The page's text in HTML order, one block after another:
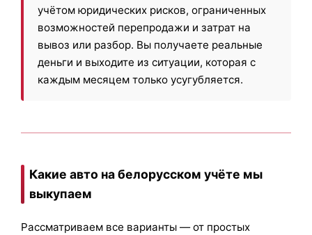
учётом юридических рисков, ограниченных
возможностей перепродажи и затрат на
вывоз или разбор. Вы получаете реальные
деньги и выходите из ситуации, которая с
каждым месяцем только усугубляется.
Какие авто на белорусском учёте мы
выкупаем
Рассматриваем все варианты — от простых